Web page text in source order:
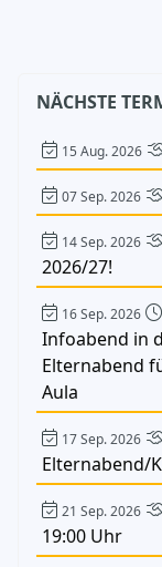
NÄCHSTE
15 Aug. 2026
07 Sep. 2026
14 Sep. 2026
2026/27!
16 Sep. 2026
Infoabend in
Elternabend
Aula
17 Sep. 2026
Elternabend/
21 Sep. 2026
19:00 Uhr